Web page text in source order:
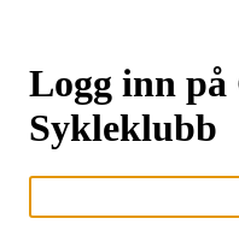
Logg inn på
Sykleklubb